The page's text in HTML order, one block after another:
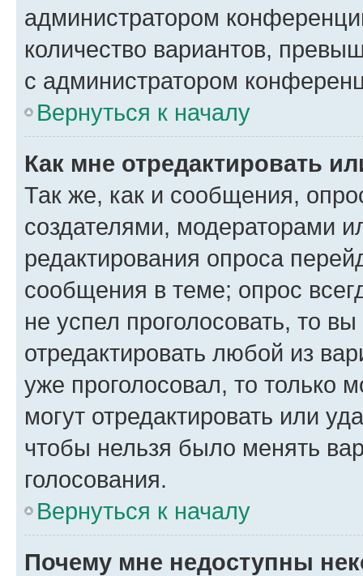
администратором
количество вариантов,
с администратором
Вернуться к началу
Как мне отредактировать
Так же, как и сообщения,
создателями, модераторами
редактирования опроса
сообщения в теме; опрос
не успел проголосовать, то
отредактировать любой из
уже проголосовал, то только
могут отредактировать или
чтобы нельзя было менять
голосования.
Вернуться к началу
Почему мне недоступны